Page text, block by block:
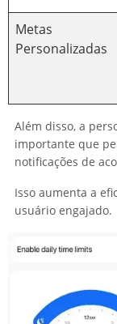
Metas
Personalizadas
Além disso, a
importante que
notificações de
Isso aumenta a
usuário engajado.